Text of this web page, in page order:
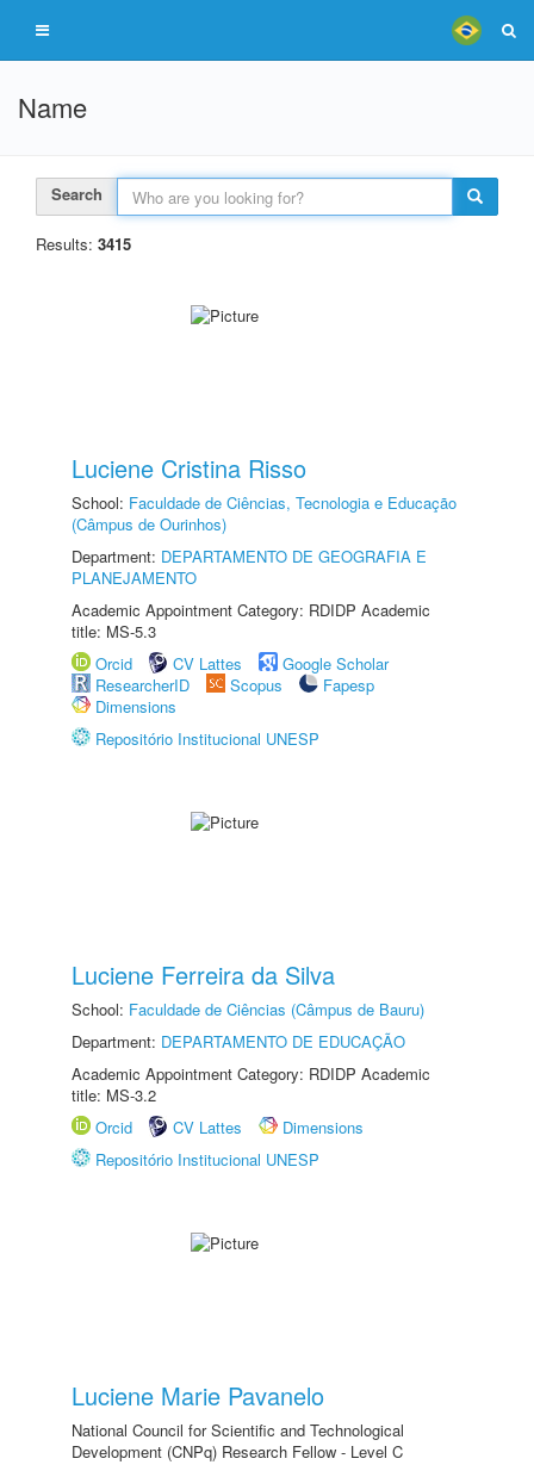
Name
Search
Results: 3415
Luciene Cristina Risso
School: Faculdade de Ciências, Tecnologia e Educação
(Câmpus de Ourinhos)
Department: DEPARTAMENTO DE GEOGRAFIA E
PLANEJAMENTO
Academic Appointment Category: RDIDP Academic
title: MS-5.3
Orcid
CV Lattes
Google Scholar
ResearcherID
Scopus
Fapesp
Dimensions
Repositório Institucional UNESP
Luciene Ferreira da Silva
School: Faculdade de Ciências (Câmpus de Bauru)
Department: DEPARTAMENTO DE EDUCAÇÃO
Academic Appointment Category: RDIDP Academic
title: MS-3.2
Orcid
CV Lattes
Dimensions
Repositório Institucional UNESP
Luciene Marie Pavanelo
National Council for Scientific and Technological
Development (CNPq) Research Fellow - Level C